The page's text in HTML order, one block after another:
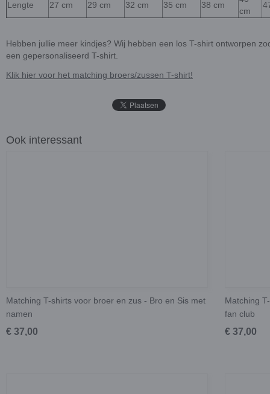
Lengte 27 cm 29 cm 32 cm 35 cm 38 cm
cm
Hebben jullie meer kindjes? Wij hebben een los T-shirt ontworpen
een gepersonaliseerd T-shirt.
Klik hier voor het matching broers/zussen T-shirt!
Ook interessant
Matching T-shirts voor broer en zus - Bro en Sis met
namen
€ 37,00
Matching
fan club
€ 37,00